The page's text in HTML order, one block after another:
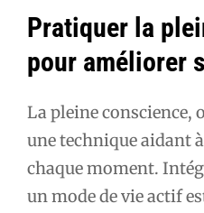
Pratiquer la
pour améliorer
La pleine conscience,
une technique aidant
chaque moment.
un mode de vie actif